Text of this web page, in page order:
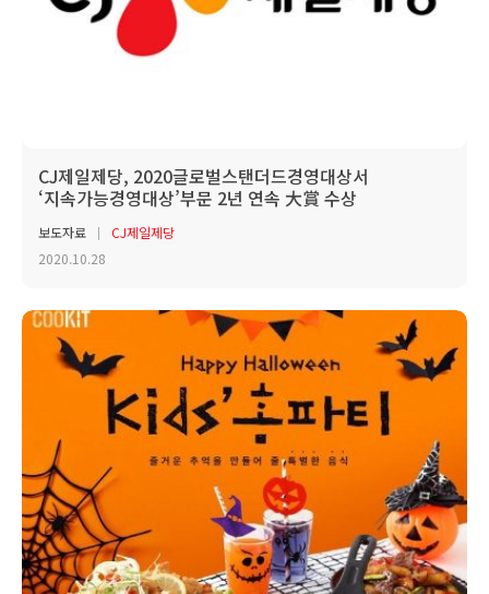
CJ제일제당, 2020글로벌스탠더드경영대상서
‘지속가능경영대상’부문 2년 연속 大賞 수상
보도자료
CJ제일제당
2020.10.28